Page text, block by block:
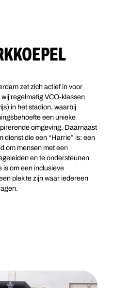
zet zich actief in voor
regelmatig VCO-klassen
in het stadion, waarbij
een unieke
omgeving. Daarnaast
dienst die een “Harrie” is: een
om mensen met een
en te ondersteunen
is om een inclusieve
plek te zijn waar iedereen